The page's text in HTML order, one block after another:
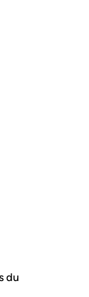
du